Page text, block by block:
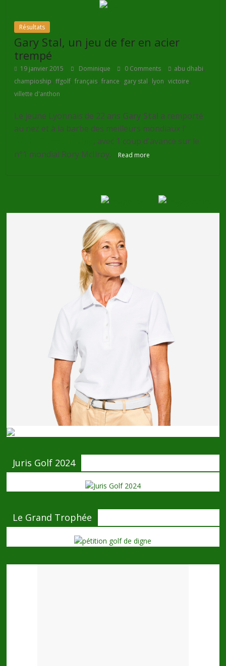
Résultats
Gary Stal, un jeu de fer en acier
trempé
19 janvier 2015 Dominique 0 Comments abu dhabi,
champioship,ffgolf,français,france, gary stal, lyon,victoire,
villette d'anthon
Le jeune Lyonnais de 22 ans Gary Stal a remporté
au nez et à la barbe des meilleurs mondiaux l'
, avec 1 coup d'avance sur le
n°1 mondial Rory McIlroy.
Read more
Juris Golf 2024
Le Grand Trophée